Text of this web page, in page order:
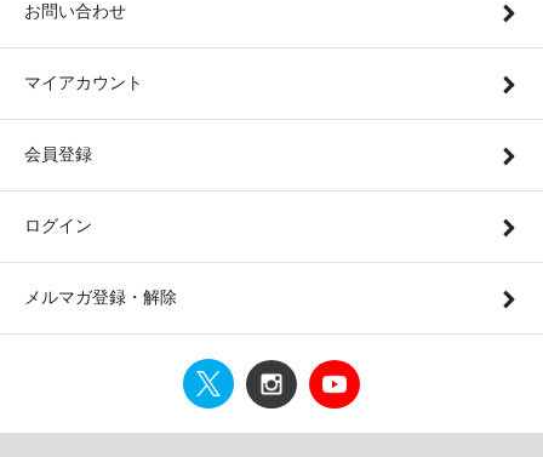
お問い合わせ
マイアカウント
会員登録
ログイン
メルマガ登録・解除